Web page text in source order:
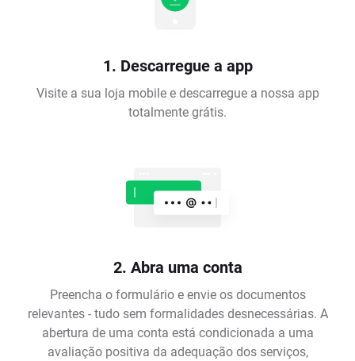
1. Descarregue a app
Visite a sua loja mobile e descarregue a nossa app
totalmente grátis.
2. Abra uma conta
Preencha o formulário e envie os documentos
relevantes - tudo sem formalidades desnecessárias. A
abertura de uma conta está condicionada a uma
avaliação positiva da adequação dos serviços,